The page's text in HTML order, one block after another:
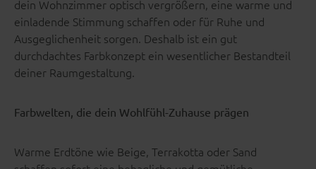
dein Wohnzimmer optisch vergrößern, eine warme und
einladende Stimmung schaffen oder für Ruhe und
Ausgeglichenheit sorgen. Deshalb ist ein gut
durchdachtes Farbkonzept ein wesentlicher Bestandteil
deiner Raumgestaltung.
Farbwelten, die dein Wohlfühl-Zuhause prägen
Warme Erdtöne wie Beige, Terrakotta oder Sand